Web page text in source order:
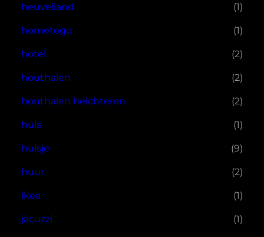
heuvelland (1)
hometogo (1)
hotel (2)
houthalen (2)
houthalen helchteren (2)
huis (1)
huisje (9)
huur (2)
ikea (1)
jacuzzi (1)